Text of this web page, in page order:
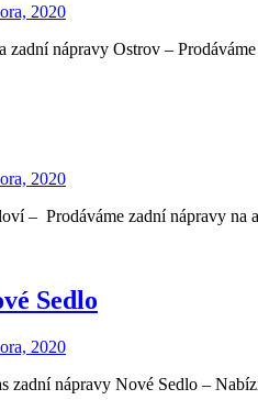
2020
nápravy Ostrov –
2020
– Prodáváme zadní nápravy na
Sedlo
2020
zadní nápravy Nové Sedlo –